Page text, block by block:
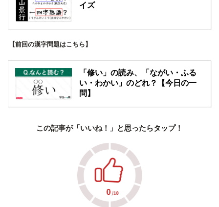
イズ
【前回の漢字問題はこちら】
「修い」の読み、「ながい・ふる
い・わかい」のどれ？【今日の一
問】
この記事が「いいね！」と思ったらタップ！